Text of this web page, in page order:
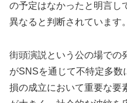
の予定はなかったと明言し
異なると判断されています。
街頭演説という公の場での
がSNSを通じて不特定多
損の成立において重要な要